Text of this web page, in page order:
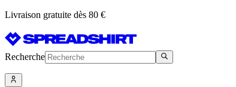
Livraison gratuite dès 80 €
Recherche